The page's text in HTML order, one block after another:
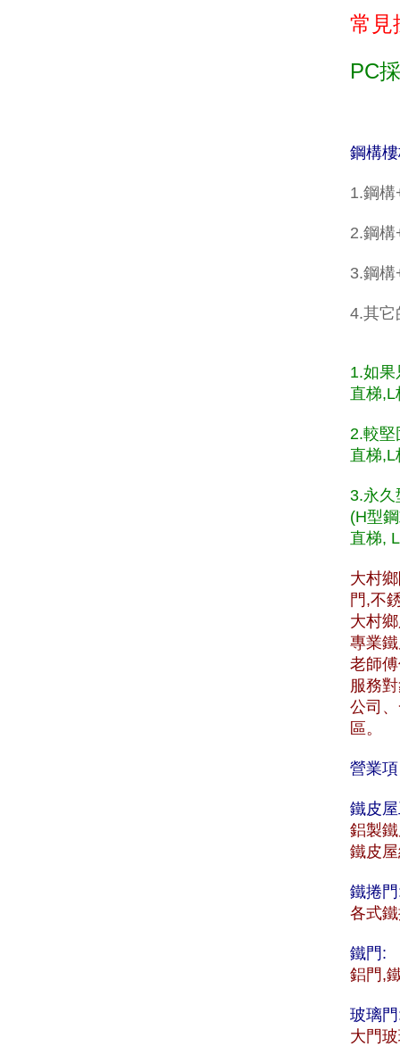
常見
PC
鋼構
1.鋼
2.鋼構
3.鋼
4.其它
1.如
直梯
2.較堅
直梯
3.永久
(H型
直梯,
大村
門,不
大村
專業
老師
服務
公司
區。
營業
鐵皮
鋁製
鐵皮
鐵捲
各式
鐵門:
鋁門,
玻璃
大門